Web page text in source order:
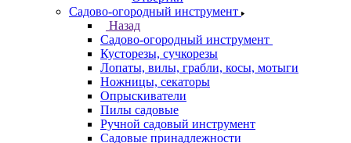
Садово-огородный инструмент
Назад
Садово-огородный инструмент
Кусторезы, сучкорезы
Лопаты, вилы, грабли, косы, мотыги
Ножницы, секаторы
Опрыскиватели
Пилы садовые
Ручной садовый инструмент
Садовые принадлежности